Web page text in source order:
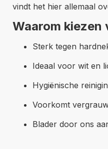
vindt het hier allemaal
Waarom kiezen
Sterk tegen
Ideaal voor wit en
Hygiënische
Voorkomt
Blader door ons